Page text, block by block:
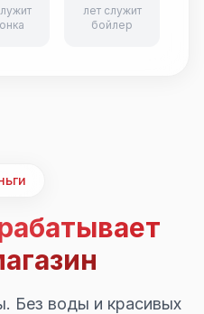
лет служит
бойлер
Без воды и красивых